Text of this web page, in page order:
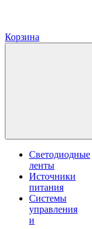
Корзина
Светодиодные
ленты
Источники
питания
Системы
управления
и